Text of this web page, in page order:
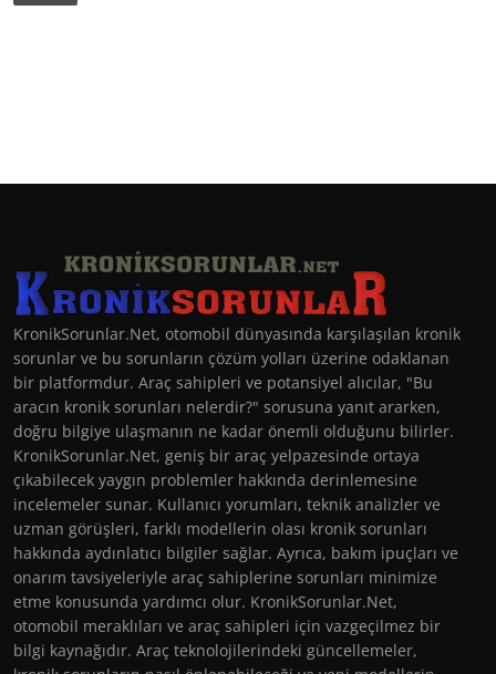
KronikSorunlar.Net, otomobil dünyasında karşılaşılan kronik
sorunlar ve bu sorunların çözüm yolları üzerine odaklanan
bir platformdur. Araç sahipleri ve potansiyel alıcılar, "Bu
aracın kronik sorunları nelerdir?" sorusuna yanıt ararken,
doğru bilgiye ulaşmanın ne kadar önemli olduğunu bilirler.
KronikSorunlar.Net, geniş bir araç yelpazesinde ortaya
çıkabilecek yaygın problemler hakkında derinlemesine
incelemeler sunar. Kullanıcı yorumları, teknik analizler ve
uzman görüşleri, farklı modellerin olası kronik sorunları
hakkında aydınlatıcı bilgiler sağlar. Ayrıca, bakım ipuçları ve
onarım tavsiyeleriyle araç sahiplerine sorunları minimize
etme konusunda yardımcı olur. KronikSorunlar.Net,
otomobil meraklıları ve araç sahipleri için vazgeçilmez bir
bilgi kaynağıdır. Araç teknolojilerindeki güncellemeler,